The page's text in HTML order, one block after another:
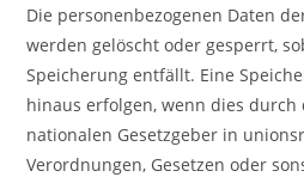
Die personenbezogenen Daten
werden gelöscht oder gesperrt,
Speicherung entfällt. Eine
hinaus erfolgen, wenn dies
nationalen Gesetzgeber in
Verordnungen, Gesetzen oder